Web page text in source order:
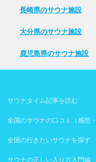
長崎県のサウナ施設
大分県のサウナ施設
鹿児島県のサウナ施設
サウナタイム記事を読む
全国のサウナの口コミ（感想
全国の行きたいサウナを探す
サウナの正しい入り方入門編